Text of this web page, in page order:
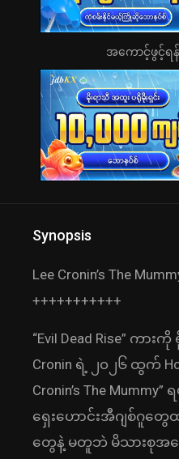
အကောင့်ဖွင့်ရန်
Synopsis
Lee Cronin’s The
+++++++++++
“Evil Dead Rise” ကာ
Cronin ရဲ့ ၂၀၂၆ ထွက်
Cronin’s The Mummy”
ရှေးဟောင်းအီဂျစ်ဂူတွေ
တွေနဲ့ မတူဘဲ မိသားစုအ